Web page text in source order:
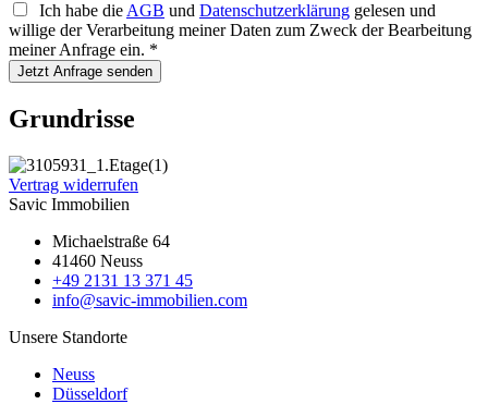
Ich habe dieAGB und Datenschutzerklärung gelesen und
willige der Verarbeitung meiner Daten zum Zweck der Bearbeitung
meiner Anfrage ein. *
Jetzt Anfrage senden
Grundrisse
Vertrag widerrufen
Savic Immobilien
Michaelstraße 64
41460 Neuss
+49 2131 13 371 45
info@savic-immobilien.com
Unsere Standorte
Neuss
Düsseldorf